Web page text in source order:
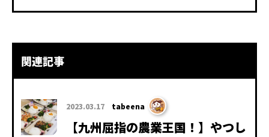
関連記事
2023.03.17 tabeena
【九州屈指の農業王国！】やつし